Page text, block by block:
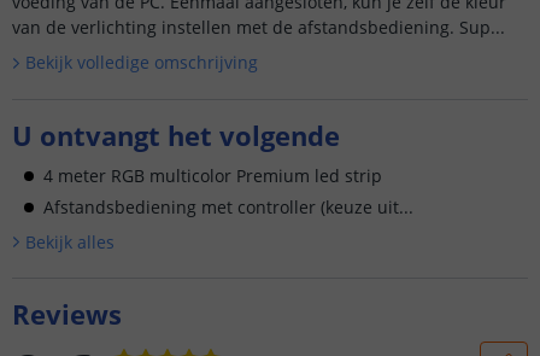
van de verlichting instellen met de afstandsbediening. Sup...
Bekijk volledige omschrijving
U ontvangt het volgende
4 meter RGB multicolor Premium led strip
Afstandsbediening met controller (keuze uit...
Bekijk alles
Reviews